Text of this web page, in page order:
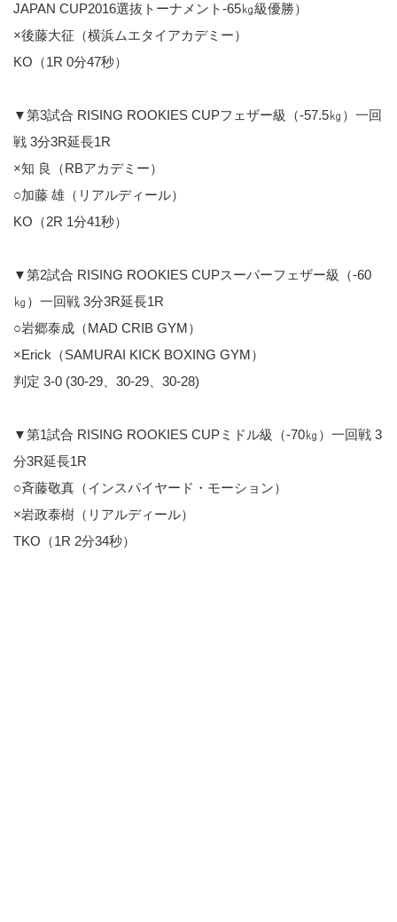
JAPAN CUP2016選抜トーナメント-65㎏級優勝）
×後藤大征（横浜ムエタイアカデミー）
KO（1R 0分47秒）
▼第3試合 RISING ROOKIES CUPフェザー級（-57.5㎏）一回
戦 3分3R延長1R
×知 良（RBアカデミー）
○加藤 雄（リアルディール）
KO（2R 1分41秒）
▼第2試合 RISING ROOKIES CUPスーパーフェザー級（-60
㎏）一回戦 3分3R延長1R
○岩郷泰成（MAD CRIB GYM）
×Erick（SAMURAI KICK BOXING GYM）
判定 3-0 (30-29、30-29、30-28)
▼第1試合 RISING ROOKIES CUPミドル級（-70㎏）一回戦 3
分3R延長1R
○斉藤敬真（インスパイヤード・モーション）
×岩政泰樹（リアルディール）
TKO（1R 2分34秒）